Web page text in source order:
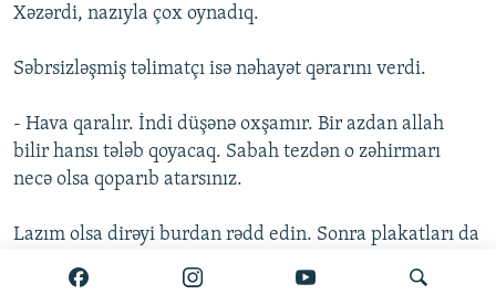
Xəzərdi, nazıyla çox oynadıq.
Səbrsizləşmiş təlimatçı isə nəhayət qərarını verdi.
- Hava qaralır. İndi düşənə oxşamır. Bir azdan allah
bilir hansı tələb qoyacaq. Sabah tezdən o zəhirmarı
necə olsa qoparıb atarsınız.
Lazım olsa dirəyi burdan rədd edin. Sonra plakatları da
üsulluca yox edərsiniz.